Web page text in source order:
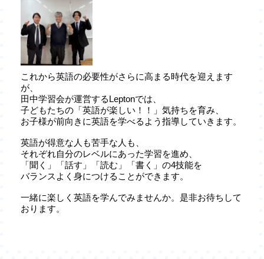
これから英語の必要性がさらに高まる時代を迎えます
が、
田中学習会が運営するLeptonでは、
子どもたちの「英語が楽しい！！」気持ちを育み、
お子様が前向きに英語を学べるよう指導していきます。
英語が得意な人も苦手な人も、
それぞれ自分のレベルにあった学習を進め、
「聞く」「話す」「読む」「書く」の4技能を
バランスよく身につけることができます。
一緒に楽しく英語を学んでみませんか。是非お待ちして
おります。